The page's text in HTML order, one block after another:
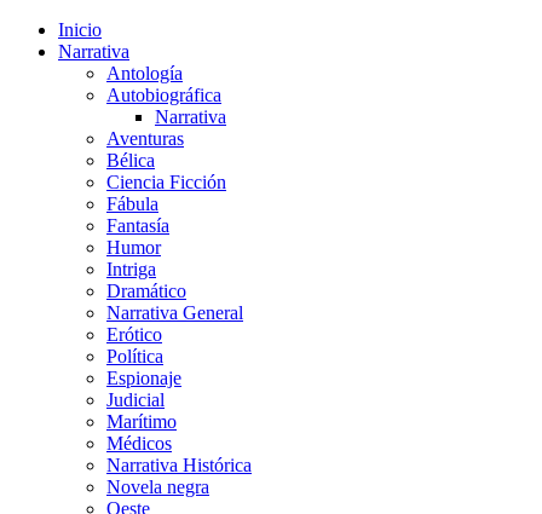
Inicio
Narrativa
Antología
Autobiográfica
Narrativa
Aventuras
Bélica
Ciencia Ficción
Fábula
Fantasía
Humor
Intriga
Dramático
Narrativa General
Erótico
Política
Espionaje
Judicial
Marítimo
Médicos
Narrativa Histórica
Novela negra
Oeste